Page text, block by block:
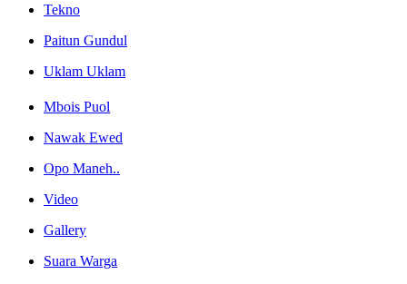
Tekno
Paitun Gundul
Uklam Uklam
Mbois Puol
Nawak Ewed
Opo Maneh..
Video
Gallery
Suara Warga